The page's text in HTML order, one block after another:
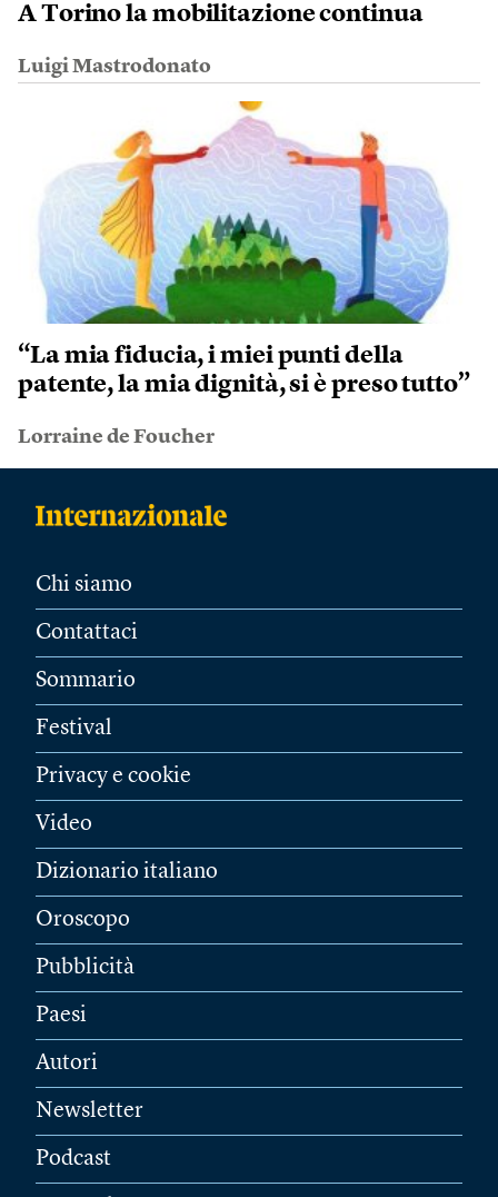
A Torino la mobilitazione continua
Luigi Mastrodonato
“La mia fiducia, i miei punti della
patente, la mia dignità, si è preso tutto”
Lorraine de Foucher
Chi siamo
Contattaci
Sommario
Festival
Privacy e cookie
Video
Dizionario italiano
Oroscopo
Pubblicità
Paesi
Autori
Newsletter
Podcast